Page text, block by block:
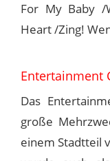
For My Baby /
Heart /Zing!
Entertainment
Das
große
einem Stadtteil